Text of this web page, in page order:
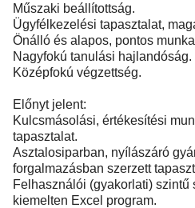
Műszaki beállítottság.
Ügyfélkezelési tapasztalat,
Önálló és alapos, pontos
Nagyfokú tanulási hajlandóság.
Középfokú végzettség.
Előnyt jelent:
Kulcsmásolási, értékesítési
tapasztalat.
Asztalosiparban, nyílászáró
forgalmazásban szerzett
Felhasználói (gyakorlati) szintű
kiemelten Excel program.